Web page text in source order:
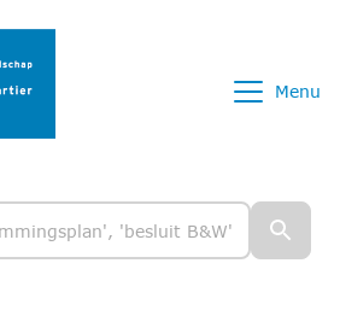
pagina
Menu